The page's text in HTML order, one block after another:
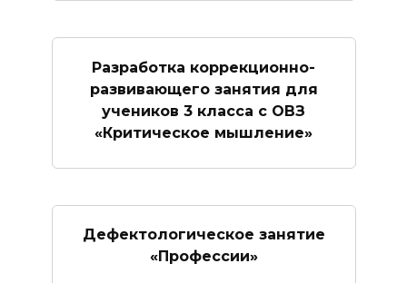
Разработка коррекционно-
развивающего занятия для
учеников 3 класса с ОВЗ
«Критическое мышление»
Дефектологическое занятие
«Профессии»